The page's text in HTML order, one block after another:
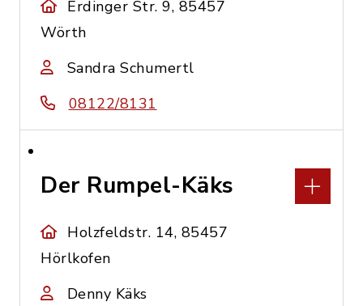
Erdinger Str. 9, 85457
Wörth
Sandra Schumertl
08122/8131
Der Rumpel-Käks
Holzfeldstr. 14, 85457
Hörlkofen
Denny Käks